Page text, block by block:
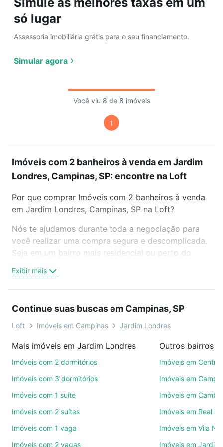
só lugar
Assessoria imobiliária grátis para o seu financiamento.
Simular agora
Você viu 8 de 8 imóveis
1
Imóveis com 2 banheiros à venda em Jardim
Londres, Campinas, SP: encontre na Loft
Por que comprar Imóveis com 2 banheiros à venda
em Jardim Londres, Campinas, SP na Loft?
Nós te ajudamos durante toda a negociação para
você realizar uma compra segura e descomplicada.
Seja em um bairro mais residencial ou perto do
oferta ideal de Imóveis com 2 banheiros à venda em
Jardim Londres, Campinas, SP para conquistar seu
videochamada, é grátis, sem compromisso e você
ainda conta com mais de 46 mil corretores e
de imóveis.
ruas, bairros e até condomínios favoritos. Você
também pode usar os filtros como quantidade de
quartos, suítes, com ou sem vaga de garagem para
Exibir mais
Continue suas buscas em Campinas, SP
Loft Imóveis em Campinas Jardim Londres
Mais imóveis em Jardim Londres
Imóveis com 2 dormitórios
Imóveis com 3 dormitórios
Imóveis com 1 suíte
Imóveis com 2 suítes
Imóveis com 1 vaga
Imóveis com 2 vagas
Outros bairros
Imóveis em Centro
Imóveis em
Imóveis em Cambuí
Imóveis em Real
Imóveis em Vila
Imóveis em Jardim